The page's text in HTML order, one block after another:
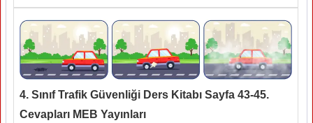
4. Sınıf Trafik Güvenliği Ders Kitabı Sayfa 43-45.
Cevapları MEB Yayınları